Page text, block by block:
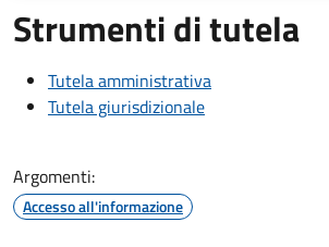
Strumenti di tutela
Tutela amministrativa
Tutela giurisdizionale
Argomenti:
Accesso all'informazione